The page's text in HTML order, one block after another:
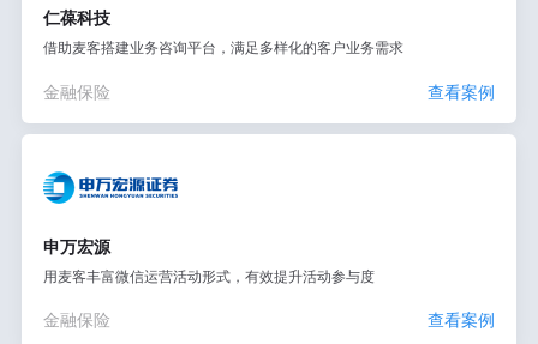
仁葆科技
借助麦客搭建业务咨询平台，满足多样化的客户业务需求
金融保险 查看案例
申万宏源
用麦客丰富微信运营活动形式，有效提升活动参与度
金融保险 查看案例